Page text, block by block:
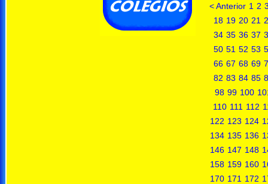
< Anterior 1 2
18 19 20 21
34 35 36 37
50 51 52 53
66 67 68 69
82 83 84 85
98 99 100
110 111 112
122 123 124
134 135 136
146 147 148
158 159 160
170 171 172